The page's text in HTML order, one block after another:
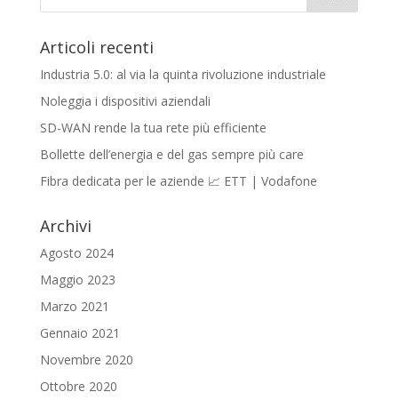
Articoli recenti
Industria 5.0: al via la quinta rivoluzione industriale
Noleggia i dispositivi aziendali
SD-WAN rende la tua rete più efficiente
Bollette dell’energia e del gas sempre più care
Fibra dedicata per le aziende 📈 ETT | Vodafone
Archivi
Agosto 2024
Maggio 2023
Marzo 2021
Gennaio 2021
Novembre 2020
Ottobre 2020